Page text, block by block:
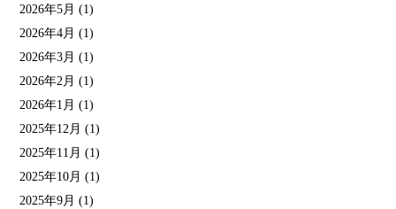
2026年5月 (1)
2026年4月 (1)
2026年3月 (1)
2026年2月 (1)
2026年1月 (1)
2025年12月 (1)
2025年11月 (1)
2025年10月 (1)
2025年9月 (1)